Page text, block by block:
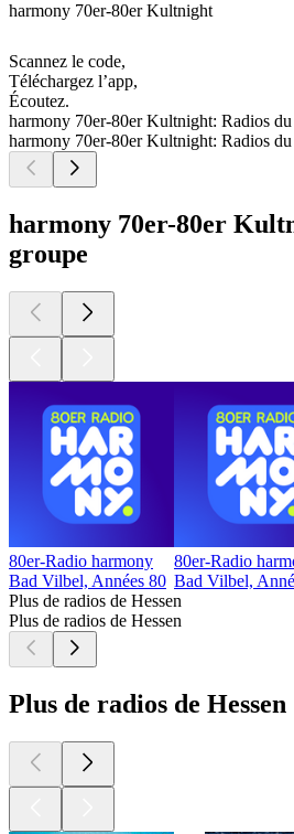
harmony 70er-80er Kultnight
Scannez le code,
Téléchargez l’app,
Écoutez.
harmony 70er-80er Kultnight: Radios
harmony 70er-80er Kultnight: Radios
harmony 70er-80er
groupe
80er-Radio harmony
Bad Vilbel, Années 80
80er-Radio
Bad Vilbel,
Plus de radios de Hessen
Plus de radios de Hessen
Plus de radios de Hessen